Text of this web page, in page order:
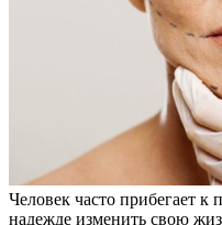
Человек часто прибегает к
надежде изменить свою